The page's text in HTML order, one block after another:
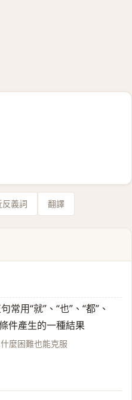
反義詞 翻譯
用“就”、“也”、“都”、
件產生的一種結果
麼困難也能克服